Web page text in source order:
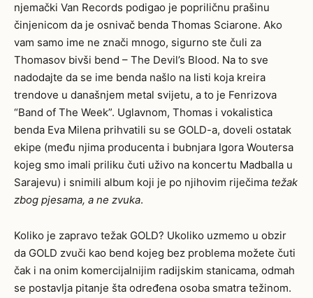
njemački Van Records podigao je popriličnu prašinu
činjenicom da je osnivač benda Thomas Sciarone. Ako
vam samo ime ne znači mnogo, sigurno ste čuli za
Thomasov bivši bend – The Devil’s Blood. Na to sve
nadodajte da se ime benda našlo na listi koja kreira
trendove u današnjem metal svijetu, a to je Fenrizova
“Band of The Week”. Uglavnom, Thomas i vokalistica
benda Eva Milena prihvatili su se GOLD-a, doveli ostatak
ekipe (među njima producenta i bubnjara Igora Woutersa
kojeg smo imali priliku čuti uživo na koncertu Madballa u
Sarajevu) i snimili album koji je po njihovim riječima težak
zbog pjesama, a ne zvuka.
Koliko je zapravo težak GOLD? Ukoliko uzmemo u obzir
da GOLD zvuči kao bend kojeg bez problema možete čuti
čak i na onim komercijalnijim radijskim stanicama, odmah
se postavlja pitanje šta određena osoba smatra težinom.